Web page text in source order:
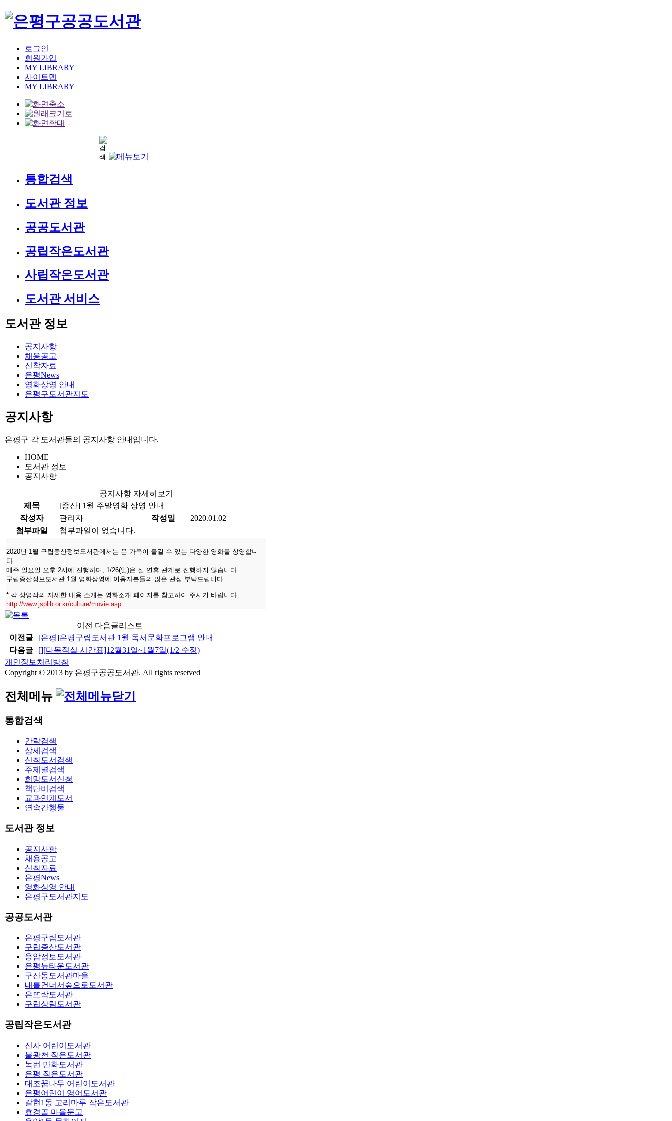
로그인
회원가입
MY LIBRARY
사이트맵
MY LIBRARY
통합검색
도서관 정보
공공도서관
공립작은도서관
사립작은도서관
도서관 서비스
도서관 정보
공지사항
채용공고
신착자료
은평News
영화상영 안내
은평구도서관지도
공지사항
은평구 각 도서관들의 공지사항 안내입니다.
HOME
도서관 정보
공지사항
공지사항 자세히보기
제목
[증산] 1월 주말영화 상영 안내
작성자
관리자 작성일
2020.01.02
첨부파일
첨부파일이 없습니다.
2020년 1월 구립증산정보도서관에서는 온 가족이 즐길 수 있는 다양한 영화를 상영합니
다.
매주 일요일 오후 2시에 진행하며, 1/26(일)은 설 연휴 관계로 진행하지 않습니다.
구립증산정보도서관 1월 영화상영에 이용자분들의 많은 관심 부탁드립니다.
* 각 상영작의 자세한 내용 소개는 영화소개 페이지를 참고하여 주시기 바랍니다.
http://www.jsplib.or.kr/culture/movie.asp
이전 다음글리스트
이전글
[은평]은평구립도서관 1월 독서문화프로그램 안내
다음글
[][다목적실 시간표]12월31일~1월7일(1/2 수정)
개인정보처리방침
Copyright © 2013 by 은평구공공도서관. All rights resetved
전체메뉴
통합검색
간략검색
상세검색
신착도서검색
주제별검색
희망도서신청
책단비검색
교과연계도서
연속간행물
도서관 정보
공지사항
채용공고
신착자료
은평News
영화상영 안내
은평구도서관지도
공공도서관
은평구립도서관
구립증산도서관
응암정보도서관
은평뉴타운도서관
구산동도서관마을
내를건너서숲으로도서관
은뜨락도서관
구립상림도서관
공립작은도서관
신사 어린이도서관
불광천 작은도서관
녹번 만화도서관
은평 작은도서관
대조꿈나무 어린이도서관
은평어린이 영어도서관
갈현1동 고리마루 작은도서관
효경골 마을문고